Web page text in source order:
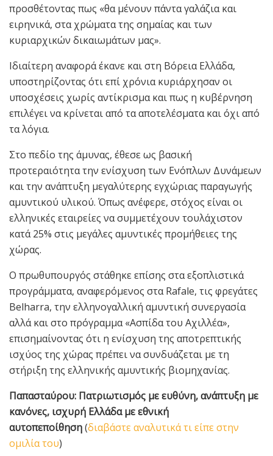
προσθέτοντας πως «θα μένουν πάντα γαλάζια και
ειρηνικά, στα χρώματα της σημαίας και των
κυριαρχικών δικαιωμάτων μας».
Ιδιαίτερη αναφορά έκανε και στη Βόρεια Ελλάδα,
υποστηρίζοντας ότι επί χρόνια κυριάρχησαν οι
υποσχέσεις χωρίς αντίκρισμα και πως η κυβέρνηση
επιλέγει να κρίνεται από τα αποτελέσματα και όχι από
τα λόγια.
Στο πεδίο της άμυνας, έθεσε ως βασική
προτεραιότητα την ενίσχυση των Ενόπλων Δυνάμεων
και την ανάπτυξη μεγαλύτερης εγχώριας παραγωγής
αμυντικού υλικού. Όπως ανέφερε, στόχος είναι οι
ελληνικές εταιρείες να συμμετέχουν τουλάχιστον
κατά 25% στις μεγάλες αμυντικές προμήθειες της
χώρας.
Ο πρωθυπουργός στάθηκε επίσης στα εξοπλιστικά
προγράμματα, αναφερόμενος στα Rafale, τις φρεγάτες
Belharra, την ελληνογαλλική αμυντική συνεργασία
αλλά και στο πρόγραμμα «Ασπίδα του Αχιλλέα»,
επισημαίνοντας ότι η ενίσχυση της αποτρεπτικής
ισχύος της χώρας πρέπει να συνδυάζεται με τη
στήριξη της ελληνικής αμυντικής βιομηχανίας.
Παπασταύρου: Πατριωτισμός με ευθύνη, ανάπτυξη με
κανόνες, ισχυρή Ελλάδα με εθνική
αυτοπεποίθηση(διαβάστε αναλυτικά τι είπε στην
ομιλία του)